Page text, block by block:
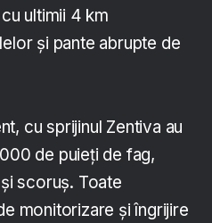
ultimii 4 km
și pante abrupte de
cu sprijinul Zentiva au
de puieți de fag,
scoruș. Toate
monitorizare și îngrijire